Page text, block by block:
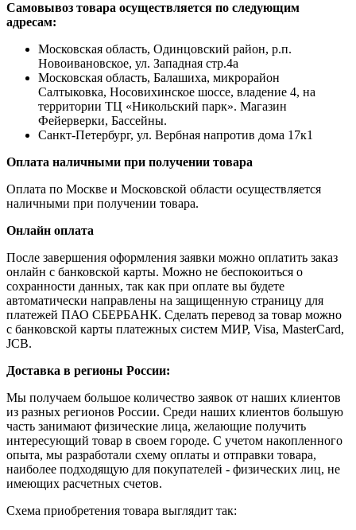
Самовывоз товара осуществляется по следующим
адресам:
Московская область, Одинцовский район, р.п.
Новоивановское, ул. Западная стр.4a
Московская область, Балашиха, микрорайон
Салтыковка, Носовихинское шоссе, владение 4, на
территории ТЦ «Никольский парк». Магазин
Фейерверки, Бассейны.
Санкт-Петербург, ул. Вербная напротив дома 17к1
Оплата наличными при получении товара
Оплата по Москве и Московской области осуществляется
наличными при получении товара.
Онлайн оплата
После завершения оформления заявки можно оплатить заказ
онлайн с банковской карты. Можно не беспокоиться о
сохранности данных, так как при оплате вы будете
автоматически направлены на защищенную страницу для
платежей ПАО СБЕРБАНК. Сделать перевод за товар можно
с банковской карты платежных систем МИР, Visa, MasterCard,
JCB.
Доставка в регионы России:
Мы получаем большое количество заявок от наших клиентов
из разных регионов России. Среди наших клиентов большую
часть занимают физические лица, желающие получить
интересующий товар в своем городе. С учетом накопленного
опыта, мы разработали схему оплаты и отправки товара,
наиболее подходящую для покупателей - физических лиц, не
имеющих расчетных счетов.
Схема приобретения товара выглядит так: